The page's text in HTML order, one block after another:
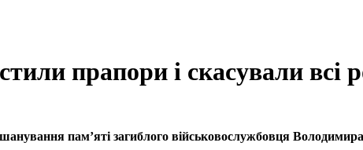
прапори і скасували всі
пам’яті загиблого військовослужбовця